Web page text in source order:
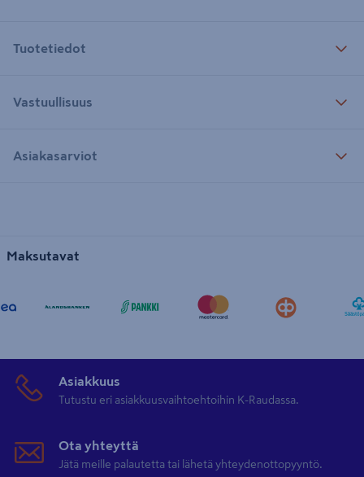
Tuotetiedot
Vastuullisuus
Asiakasarviot
Maksutavat
Asiakkuus
Tutustu eri asiakkuusvaihtoehtoihin K-Raudassa.
Ota yhteyttä
Jätä meille palautetta tai lähetä yhteydenottopyyntö.